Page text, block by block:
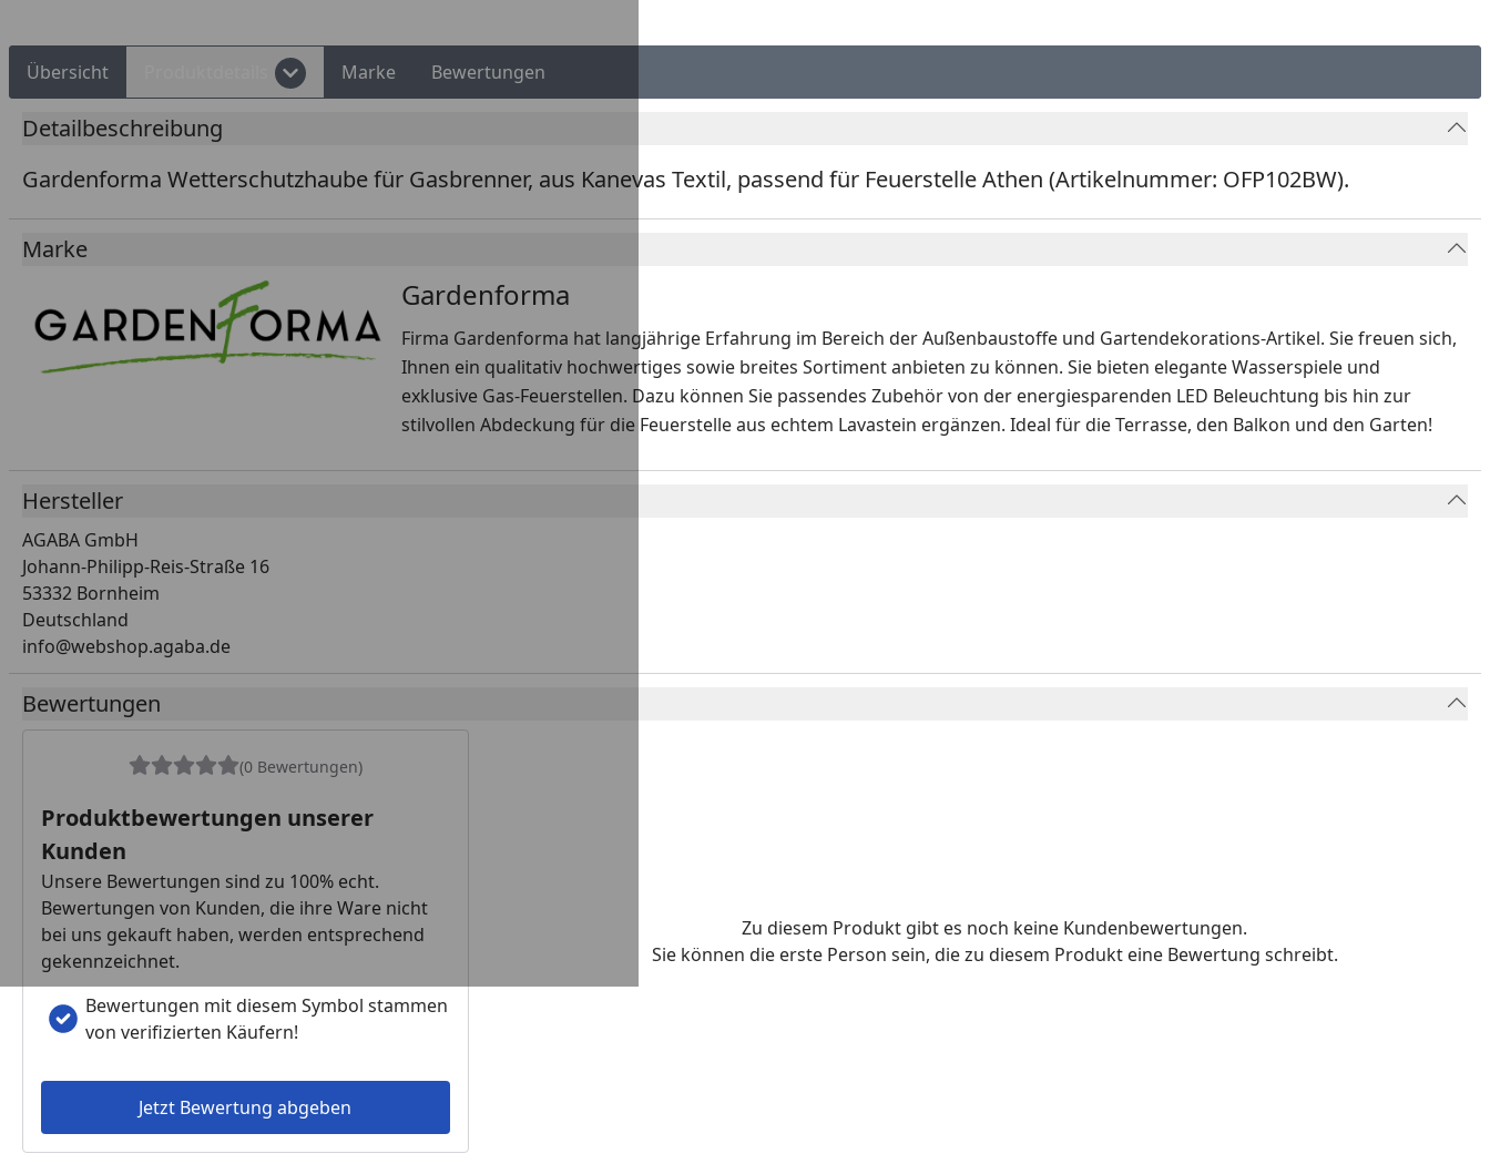
Übersicht Marke Bewertungen
Detailbeschreibung
Gardenforma Wetterschutzhaube für Gasbrenner, aus Kanevas Textil, passend für Feuerstelle Athen (Artikelnummer: OFP102BW).
Marke
Gardenforma
Firma Gardenforma hat langjährige Erfahrung im Bereich der Außenbaustoffe und Gartendekorations-Artikel. Sie freuen sich,
Ihnen ein qualitativ hochwertiges sowie breites Sortiment anbieten zu können. Sie bieten elegante Wasserspiele und
exklusive Gas-Feuerstellen. Dazu können Sie passendes Zubehör von der energiesparenden LED Beleuchtung bis hin zur
stilvollen Abdeckung für die Feuerstelle aus echtem Lavastein ergänzen. Ideal für die Terrasse, den Balkon und den Garten!
Hersteller
AGABA GmbH
Johann-Philipp-Reis-Straße 16
53332 Bornheim
Deutschland
info@webshop.agaba.de
Bewertungen
(0 Bewertungen)
Produktbewertungen unserer
Kunden
Unsere Bewertungen sind zu 100% echt.
Bewertungen von Kunden, die ihre Ware nicht
bei uns gekauft haben, werden entsprechend
gekennzeichnet.
Bewertungen mit diesem Symbol stammen
von verifizierten Käufern!
Jetzt Bewertung abgeben
Zu diesem Produkt gibt es noch keine Kundenbewertungen.
Sie können die erste Person sein, die zu diesem Produkt eine Bewertung schreibt.